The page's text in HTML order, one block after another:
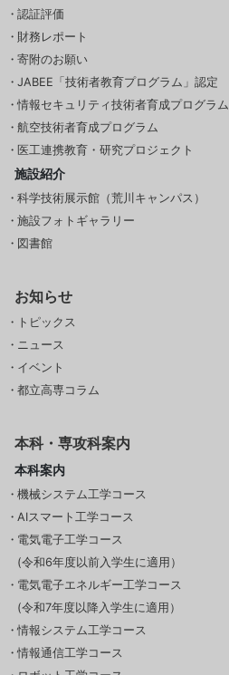
認証評価
財務レポート
寄附のお願い
JABEE「技術者教育プログラム」認定
情報セキュリティ技術者育成プログラム
航空技術者育成プログラム
医工連携教育・研究プロジェクト
施設紹介
科学技術展示館（荒川キャンパス）
施設フォトギャラリー
図書館
お知らせ
トピックス
ニュース
イベント
都立高専コラム
本科・専攻科案内
本科案内
機械システム工学コース
AIスマート工学コース
電気電子工学コース
(令和6年度以前入学生に適用）
電気電子エネルギー工学コース
(令和7年度以降入学生に適用）
情報システム工学コース
情報通信工学コース